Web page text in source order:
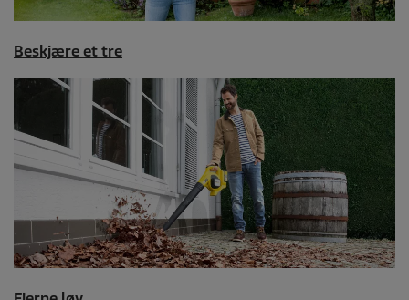
Beskjære et tre